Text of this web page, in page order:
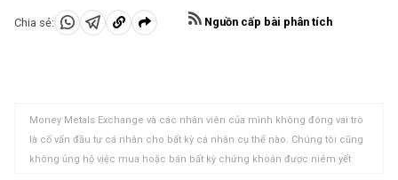
Chia sẻ:
Chia Chia Sao
tạm
Nguồn cấp bài phân tích
Money Metals Exchange và các nhân viên của mình không đóng vai trò
là cố vấn đầu tư cá nhân cho bất kỳ cá nhân cụ thể nào. Chúng tôi cũng
không ủng hộ việc mua hoặc bán bất kỳ chứng khoán được niêm yết